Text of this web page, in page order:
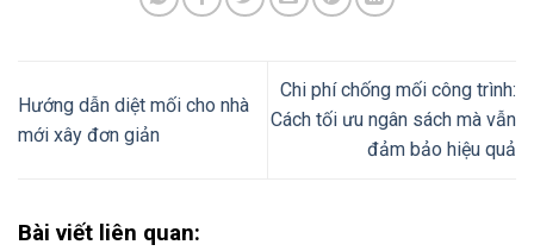
Hướng dẫn diệt mối cho nhà
mới xây đơn giản
Chi phí chống mối công trình:
Cách tối ưu ngân sách mà vẫn
đảm bảo hiệu quả
Bài viết liên quan: